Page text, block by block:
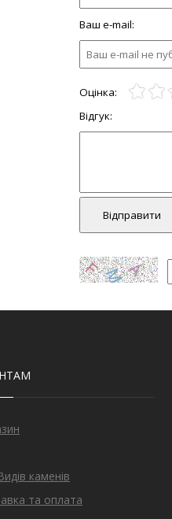
каменів
та оплата